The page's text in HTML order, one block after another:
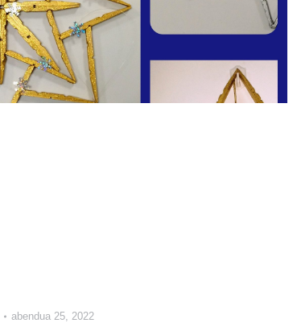
abendua 25, 2022